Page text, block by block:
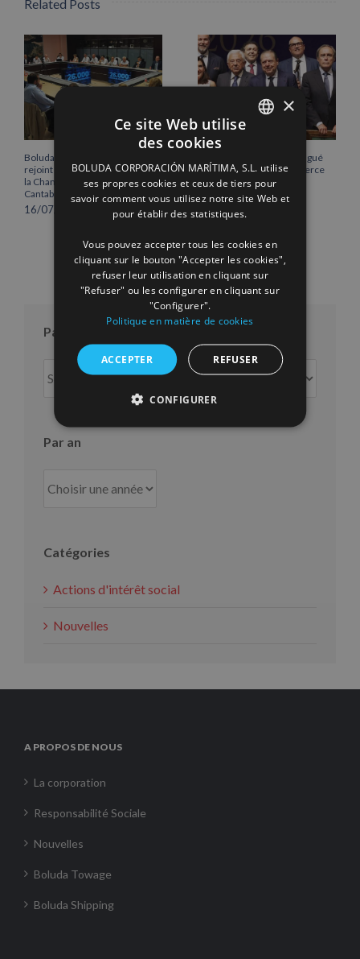
Related Posts
Boluda Corporación Marítima
rejoint l’Assemblée plénière de
la Chambre de commerce de
Cantabrie
16/07/2026
Vicente Boluda Fos distingué
par la Chambre de commerce
de Séville.
12/06/2026
Par mois
mois
Par an
Catégories
Actions d'intérêt social
Nouvelles
A PROPOS DE NOUS
La corporation
Responsabilité Sociale
Nouvelles
Boluda Towage
Boluda Shipping
ENGLISH
FRENCH
×
Ce site Web utilise
des cookies
BOLUDA CORPORACIÓN MARÍTIMA, S.L. utilise
ses propres cookies et ceux de tiers pour
savoir comment vous utilisez notre site Web et
pour établir des statistiques.
Vous pouvez accepter tous les cookies en
cliquant sur le bouton "Accepter les cookies",
refuser leur utilisation en cliquant sur
"Refuser" ou les configurer en cliquant sur
"Configurer".
Politique en matière de cookies
ACCEPTER REFUSER
CONFIGURER